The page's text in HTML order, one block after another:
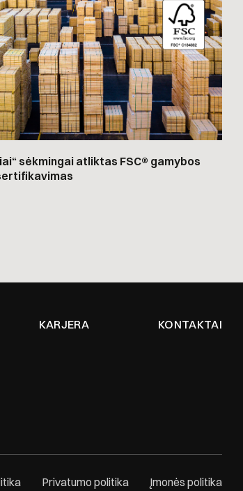
sėkmingai atliktas FSC® gamybos
KARJERA KONTAKTAI
Privatumo politika Įmonės politika